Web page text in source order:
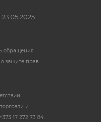
обращения
защите прав
и
17 272 73 84.